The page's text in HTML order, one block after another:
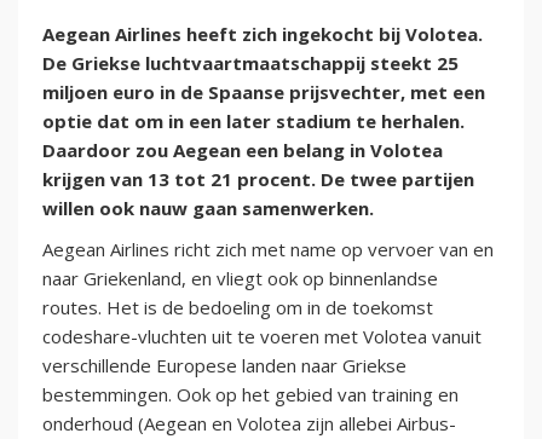
Aegean Airlines heeft zich ingekocht bij Volotea.
De Griekse luchtvaartmaatschappij steekt 25
miljoen euro in de Spaanse prijsvechter, met een
optie dat om in een later stadium te herhalen.
Daardoor zou Aegean een belang in Volotea
krijgen van 13 tot 21 procent. De twee partijen
willen ook nauw gaan samenwerken.
Aegean Airlines richt zich met name op vervoer van en
naar Griekenland, en vliegt ook op binnenlandse
routes. Het is de bedoeling om in de toekomst
codeshare-vluchten uit te voeren met Volotea vanuit
verschillende Europese landen naar Griekse
bestemmingen. Ook op het gebied van training en
onderhoud (Aegean en Volotea zijn allebei Airbus-